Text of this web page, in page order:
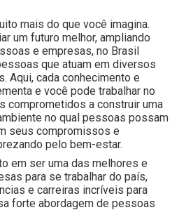
mais do que você imagina.
um futuro melhor, ampliando
e empresas, no Brasil
que atuam em diversos
Aqui, cada conhecimento e
e você pode trabalhar no
comprometidos a construir uma
no qual pessoas possam
seus compromissos e
pelo bem-estar.
em ser uma das melhores e
para se trabalhar do país,
e carreiras incríveis para
forte abordagem de pessoas